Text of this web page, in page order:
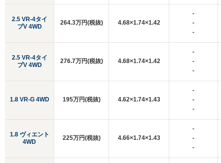
2.5 VR-4タイ
プV 4WD
2.5 VR-4タイ
プV 4WD
1.8 VR-G 4WD
1.8 ヴィエント
4WD
264.3万円(税抜) 4.68×1.74×1.42
-
-
-
276.7万円(税抜) 4.68×1.74×1.42
-
-
-
195万円(税抜) 4.62×1.74×1.43
-
-
-
225万円(税抜) 4.66×1.74×1.43
-
-
-